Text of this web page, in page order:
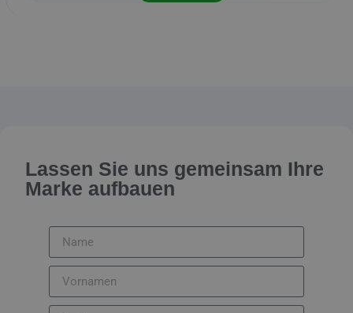
Lassen Sie uns gemeinsam Ihre
Marke aufbauen